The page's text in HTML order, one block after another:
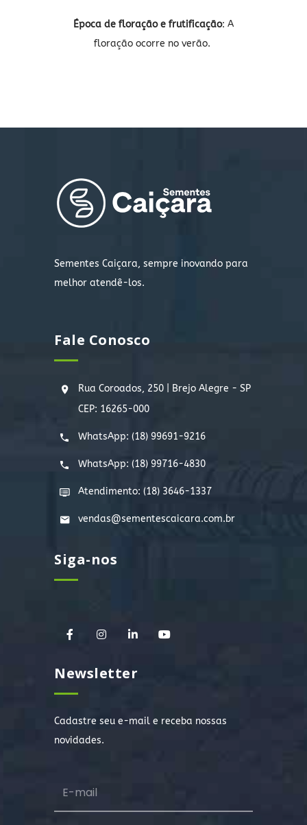
Época de floração e frutificação: A
floração ocorre no verão.
Sementes Caiçara, sempre inovando para
melhor atendê-los.
Fale Conosco
Rua Coroados, 250 | Brejo Alegre - SP
CEP: 16265-000
WhatsApp: (18) 99691-9216
WhatsApp: (18) 99716-4830
Atendimento: (18) 3646-1337
vendas@sementescaicara.com.br
Siga-nos
Newsletter
Cadastre seu e-mail e receba nossas
novidades.